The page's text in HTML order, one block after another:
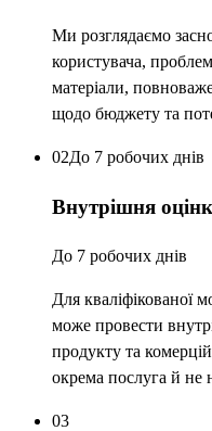
Ми розглядаємо
користувача,
матеріали,
щодо бюджету та
02До 7 робочих днів
Внутрішня
До 7 робочих днів
Для кваліфікованої
може провести
продукту та
окрема послуга й не
03